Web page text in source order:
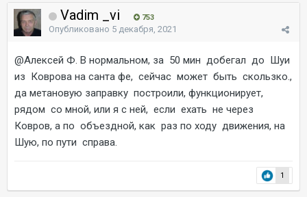
Vadim _vi 753
Опубликовано 5 декабря, 2021
@Алексей Ф. В нормальном, за 50 мин добегал до Шуи
из Коврова на санта фе, сейчас может быть скользко.,
да метановую заправку построили, функционирует,
рядом со мной, или я с ней, если ехать не через
Ковров, а по объездной, как раз по ходу движения, на
Шую, по пути справа.
1